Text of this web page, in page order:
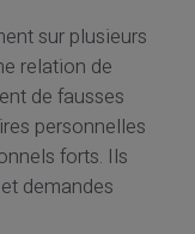
sur plusieurs
relation de
de fausses
personnelles
forts. Ils
demandes